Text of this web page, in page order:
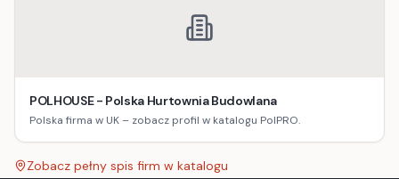
POLHOUSE - Polska Hurtownia Budowlana
Polska firma w UK – zobacz profil w katalogu PolPRO.
Zobacz pełny spis firm w katalogu